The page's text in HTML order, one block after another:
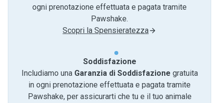
ogni prenotazione effettuata e pagata tramite
Pawshake.
Scopri la Spensieratezza
Soddisfazione
Includiamo una Garanzia di Soddisfazione gratuita
in ogni prenotazione effettuata e pagata tramite
Pawshake, per assicurarti che tu e il tuo animale